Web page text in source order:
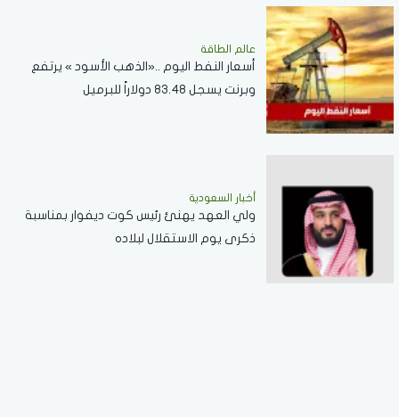
عالم الطاقة
أسعار النفط اليوم ..«الذهب الأسود » يرتفع
وبرنت يسجل 83.48 دولاراً للبرميل
أخبار السعودية
ولي العهد يهنئ رئيس كوت ديفوار بمناسبة
ذكرى يوم الاستقلال لبلاده